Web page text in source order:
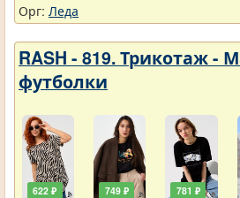
Орг: Леда
RASH - 819. Трикотаж -
футболки
622 ₽ 749 ₽ 781 ₽